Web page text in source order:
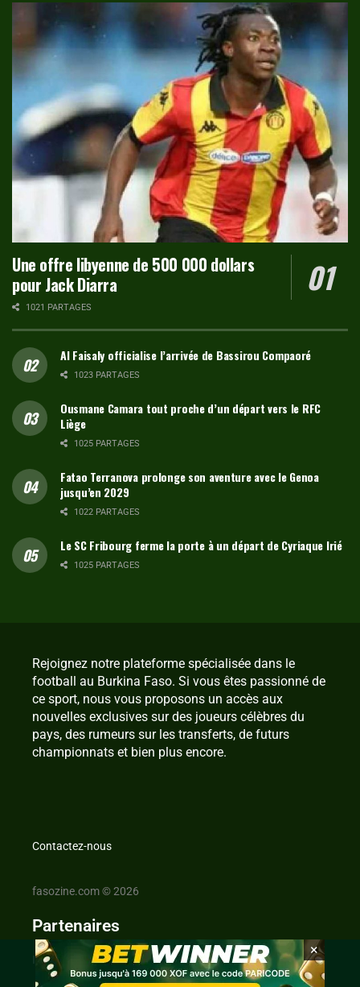
Une offre libyenne de 500 000 dollars
pour Jack Diarra
1021 PARTAGES
Al Faisaly officialise l’arrivée de Bassirou Compaoré
1023 PARTAGES
Ousmane Camara tout proche d’un départ vers le RFC
Liège
1025 PARTAGES
Fatao Terranova prolonge son aventure avec le Genoa
jusqu’en 2029
1022 PARTAGES
Le SC Fribourg ferme la porte à un départ de Cyriaque Irié
1025 PARTAGES
Rejoignez notre plateforme spécialisée dans le
football au Burkina Faso. Si vous êtes passionné de
ce sport, nous vous proposons un accès aux
nouvelles exclusives sur des joueurs célèbres du
pays, des rumeurs sur les transferts, de futurs
championnats et bien plus encore.
Contactez-nous
fasozine.com © 2026
Partenaires
IvoireZine.com
×